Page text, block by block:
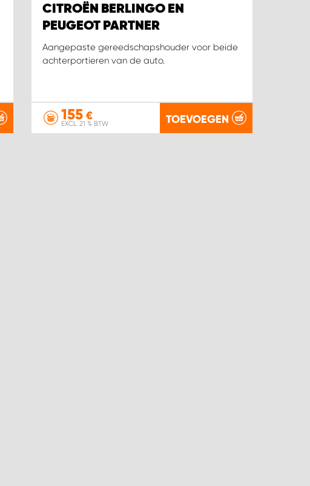
CITROËN BERLINGO EN
PEUGEOT PARTNER
Aangepaste gereedschapshouder voor beide
achterportieren van de auto.
155 €
EXCL. 21 % BTW TOEVOEGEN